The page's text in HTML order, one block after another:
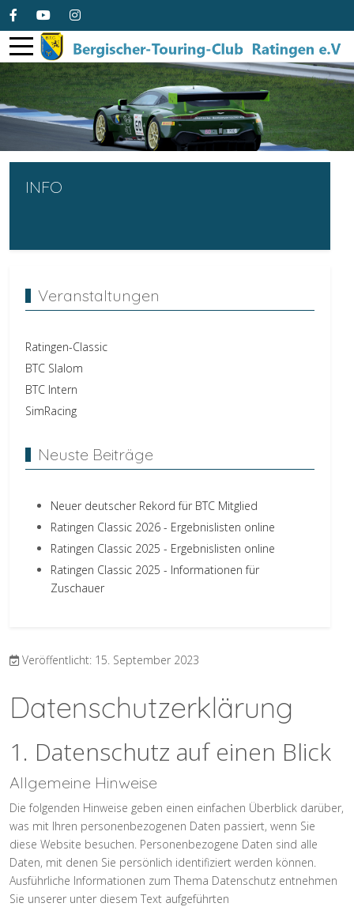
INFO
Veranstaltungen
Ratingen-Classic
BTC Slalom
BTC Intern
SimRacing
Neuste Beiträge
Neuer deutscher Rekord für BTC Mitglied
Ratingen Classic 2026 - Ergebnislisten online
Ratingen Classic 2025 - Ergebnislisten online
Ratingen Classic 2025 - Informationen für
Zuschauer
Veröffentlicht: 15. September 2023
Datenschutz­erklärung
1. Datenschutz auf einen Blick
Allgemeine Hinweise
Die folgenden Hinweise geben einen einfachen Überblick darüber,
was mit Ihren personenbezogenen Daten passiert, wenn Sie
diese Website besuchen. Personenbezogene Daten sind alle
Daten, mit denen Sie persönlich identifiziert werden können.
Ausführliche Informationen zum Thema Datenschutz entnehmen
Sie unserer unter diesem Text aufgeführten